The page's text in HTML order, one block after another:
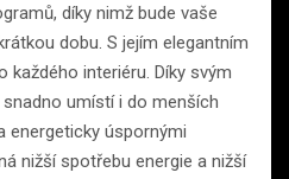
díky nimž bude vaše
dobu. S jejím elegantním
každého interiéru. Díky svým
umístí i do menších
energeticky úspornými
nižší spotřebu energie a nižší